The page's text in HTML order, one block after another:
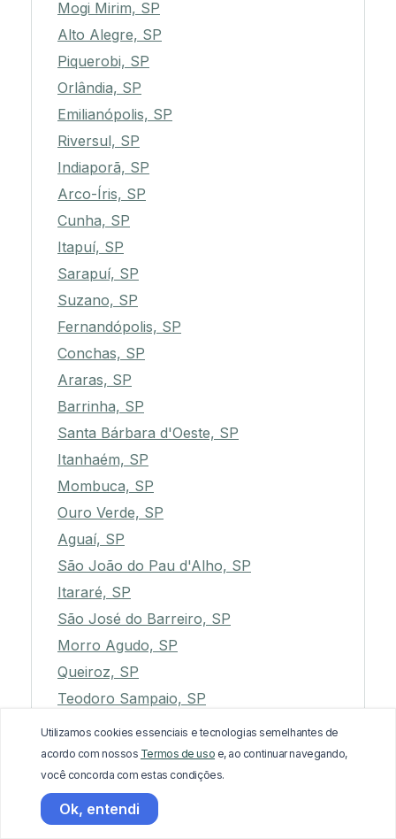
Mogi Mirim, SP
Alto Alegre, SP
Piquerobi, SP
Orlândia, SP
Emilianópolis, SP
Riversul, SP
Indiaporã, SP
Arco-Íris, SP
Cunha, SP
Itapuí, SP
Sarapuí, SP
Suzano, SP
Fernandópolis, SP
Conchas, SP
Araras, SP
Barrinha, SP
Santa Bárbara d'Oeste, SP
Itanhaém, SP
Mombuca, SP
Ouro Verde, SP
Aguaí, SP
São João do Pau d'Alho, SP
Itararé, SP
São José do Barreiro, SP
Morro Agudo, SP
Queiroz, SP
Teodoro Sampaio, SP
Guararapes, SP
Presidente Venceslau, SP
Itapirapuã Paulista, SP
Itatinga, SP
Utilizamos cookies essenciais e tecnologias semelhantes de
acordo com nossos Termos de uso e, ao continuar navegando,
você concorda com estas condições.
Ok, entendi